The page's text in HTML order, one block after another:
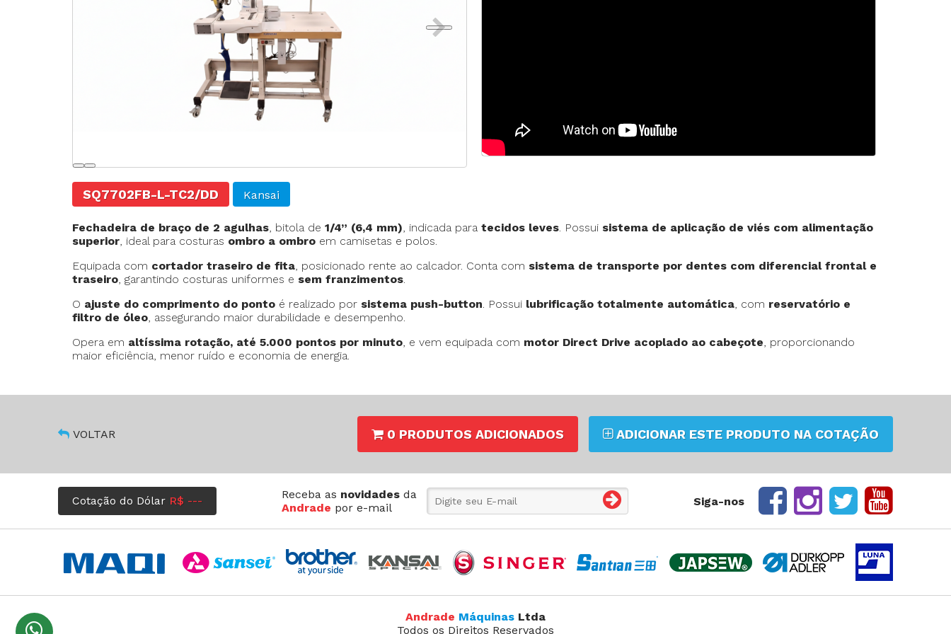
Agulhas
Fechadeira
Fechadeira Boca de Saco
Filigrana
Máquina p/ Barra de Calça
Máquina Programável
SQ7702FB-L-TC2/DD Kansai
Fechadeira de braço de 2 agulhas, bitola de 1/4” (6,4 mm), indicada para tecidos leves. Possui sistema de aplicação de viés com alimentação
superior, ideal para costuras ombro a ombro em camisetas e polos.
Equipada com cortador traseiro de fita, posicionado rente ao calcador. Conta com sistema de transporte por dentes com diferencial frontal e
traseiro, garantindo costuras uniformes e sem franzimentos.
O ajuste do comprimento do ponto é realizado por sistema push-button. Possui lubrificação totalmente automática, com reservatório e
filtro de óleo, assegurando maior durabilidade e desempenho.
Opera em altíssima rotação, até 5.000 pontos por minuto, e vem equipada com motor Direct Drive acoplado ao cabeçote, proporcionando
maior eficiência, menor ruído e economia de energia.
0 PRODUTOS ADICIONADOS ADICIONAR ESTE PRODUTO NA COTAÇÃO
VOLTAR
Cotação do Dólar R$ --- Receba as novidades da
Andrade por e-mail Siga-nos
Andrade Máquinas Ltda
Todos os Direitos Reservados